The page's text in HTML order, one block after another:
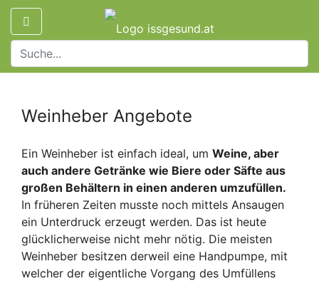
Weinheber Angebote
Ein Weinheber ist einfach ideal, um Weine, aber
auch andere Getränke wie Biere oder Säfte aus
großen Behältern in einen anderen umzufüllen.
In früheren Zeiten musste noch mittels Ansaugen
ein Unterdruck erzeugt werden. Das ist heute
glücklicherweise nicht mehr nötig. Die meisten
Weinheber besitzen derweil eine Handpumpe, mit
welcher der eigentliche Vorgang des Umfüllens